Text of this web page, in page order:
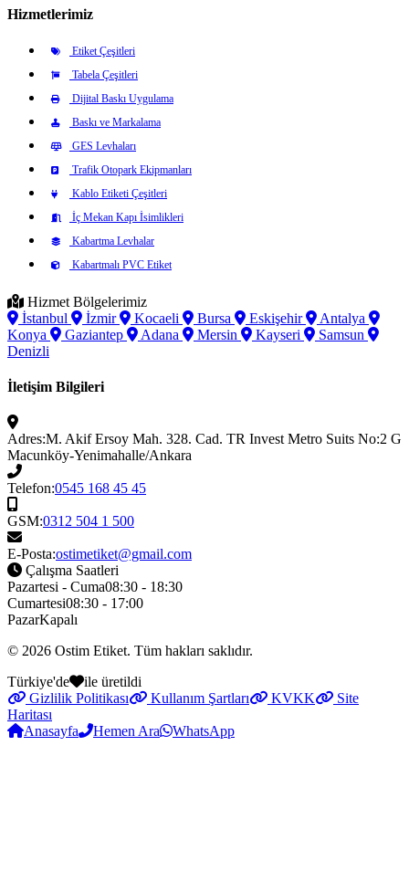
Hizmetlerimiz
Etiket Çeşitleri
Tabela Çeşitleri
Dijital Baskı Uygulama
Baskı ve Markalama
GES Levhaları
Trafik Otopark Ekipmanları
Kablo Etiketi Çeşitleri
İç Mekan Kapı İsimlikleri
Kabartma Levhalar
Kabartmalı PVC Etiket
Hizmet Bölgelerimiz
İstanbul
İzmir Kocaeli Bursa Eskişehir
Antalya
Konya
Gaziantep Adana Mersin Kayseri
Samsun
Denizli
İletişim Bilgileri
Adres:M. Akif Ersoy Mah. 328. Cad. TR Invest Metro Suits No:2 G
Macunköy-Yenimahalle/Ankara
Telefon:0545 168 45 45
GSM:0312 504 1 500
E-Posta:ostimetiket@gmail.com
Çalışma Saatleri
Pazartesi - Cuma08:30 - 18:30
Cumartesi08:30 - 17:00
PazarKapalı
© 2026 Ostim Etiket. Tüm hakları saklıdır.
Türkiye'de
ile üretildi
Gizlilik Politikası
Kullanım Şartları KVKK
Site
Haritası
Anasayfa
Hemen Ara WhatsApp